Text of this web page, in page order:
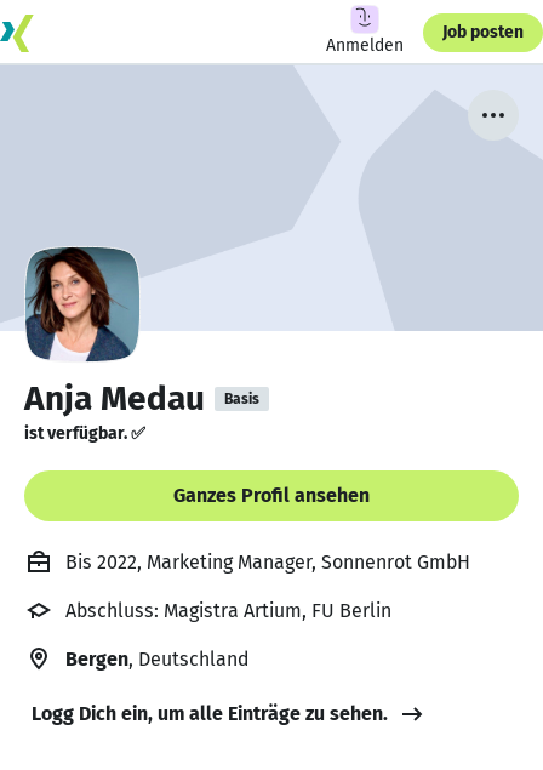
Anmelden
Job posten
Anja Medau Basis
ist verfügbar. ✅
Ganzes Profil ansehen
Bis 2022, Marketing Manager, Sonnenrot GmbH
Abschluss: Magistra Artium, FU Berlin
Bergen, Deutschland
Logg Dich ein, um alle Einträge zu sehen.